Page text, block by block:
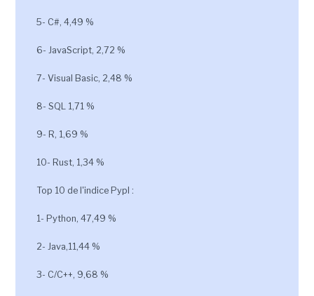
5- C#, 4,49 %
6- JavaScript, 2,72 %
7- Visual Basic, 2,48 %
8- SQL 1,71 %
9- R, 1,69 %
10- Rust, 1,34 %
Top 10 de l'indice Pypl :
1- Python, 47,49 %
2- Java,11,44 %
3- C/C++, 9,68 %